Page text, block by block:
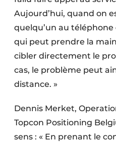
Aujourd’hui, quand on
quelqu’un au
qui peut prendre la
cibler directement le
cas, le problème peut
distance. »
Dennis Merket,
Topcon Positioning
sens : « En prenant le